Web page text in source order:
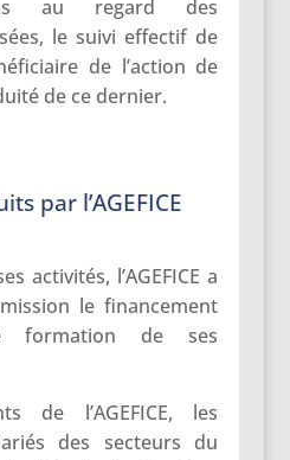
au regard des
le suivi effectif de
de l’action de
de ce dernier.
par l’AGEFICE
activités, l’AGEFICE a
le financement
formation de ses
de l’AGEFICE, les
des secteurs du